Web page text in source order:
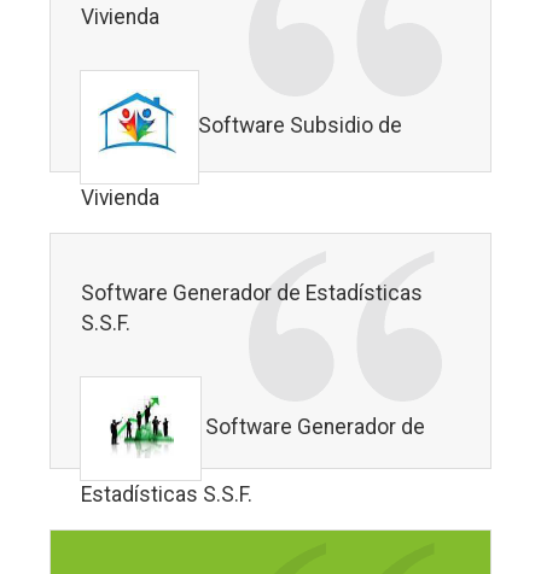
Vivienda
Software Subsidio de
Vivienda
Software Generador de Estadísticas
S.S.F.
Software Generador de
Estadísticas S.S.F.